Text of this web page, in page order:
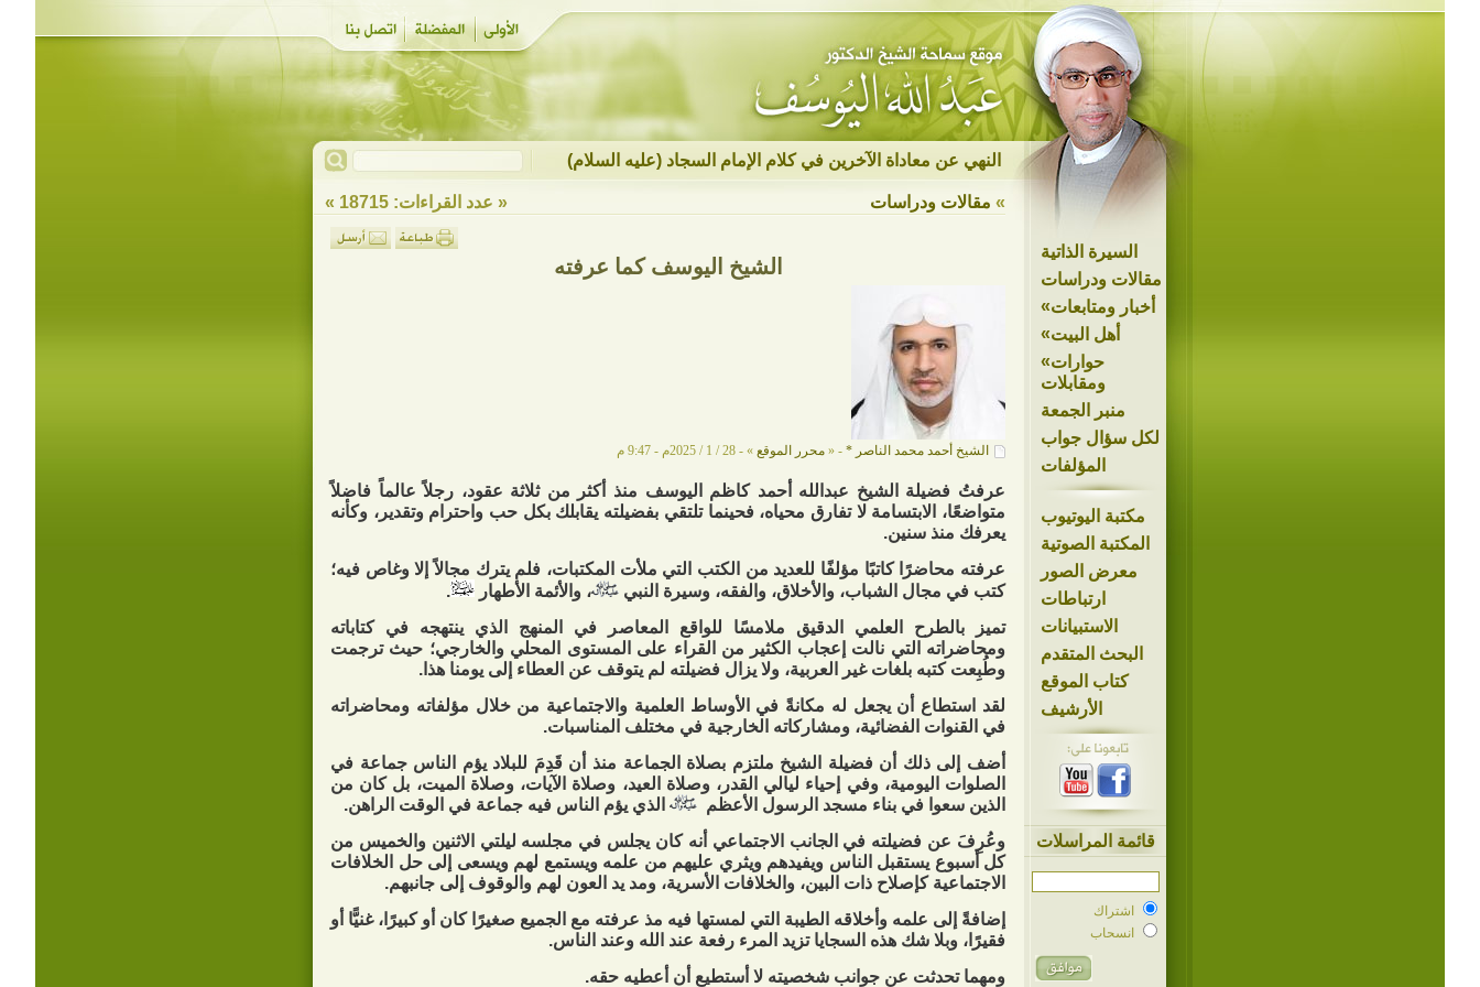
النهي عن معاداة الآخرين في كلام الإمام السجاد (عليه السلام)
السيرة الذاتية
مقالات ودراسات
»أخبار ومتابعات
»أهل البيت
»حوارات
ومقابلات
منبر الجمعة
لكل سؤال جواب
المؤلفات
مكتبة اليوتيوب
المكتبة الصوتية
معرض الصور
ارتباطات
الاستبيانات
البحث المتقدم
كتاب الموقع
الأرشيف
قائمة المراسلات
اشتراك
انسحاب
« عدد القراءات: 18715 » » مقالات ودراسات
الشيخ اليوسف كما عرفته
الشيخ أحمد محمد الناصر *
- « محرر الموقع » - 28 / 1 / 2025م - 9:47 م
عرفتُ فضيلة الشيخ عبدالله أحمد كاظم اليوسف منذ أكثر من ثلاثة عقود، رجلاً عالماً فاضلاً
متواضعًا، الابتسامة لا تفارق محياه، فحينما تلتقي بفضيلته يقابلك بكل حب واحترام وتقدير، وكأنه
يعرفك منذ سنين.
عرفته محاضرًا كاتبًا مؤلفًا للعديد من الكتب التي ملأت المكتبات، فلم يترك مجالاً إلا وغاص فيه؛
كتب في مجال الشباب، والأخلاق، والفقه، وسيرة النبي
، والأئمة الأطهار
.
تميز بالطرح العلمي الدقيق ملامسًا للواقع المعاصر في المنهج الذي ينتهجه في كتاباته
ومحاضراته التي نالت إعجاب الكثير من القراء على المستوى المحلي والخارجي؛ حيث ترجمت
وطُبِعت كتبه بلغات غير العربية، ولا يزال فضيلته لم يتوقف عن العطاء إلى يومنا هذا.
لقد استطاع أن يجعل له مكانةً في الأوساط العلمية والاجتماعية من خلال مؤلفاته ومحاضراته
في القنوات الفضائية، ومشاركاته الخارجية في مختلف المناسبات.
أضف إلى ذلك أن فضيلة الشيخ ملتزم بصلاة الجماعة منذ أن قَدِمَ للبلاد يؤم الناس جماعة في
الصلوات اليومية، وفي إحياء ليالي القدر، وصلاة العيد، وصلاة الآيات، وصلاة الميت، بل كان من
الذين سعوا في بناء مسجد الرسول الأعظم
الذي يؤم الناس فيه جماعة في الوقت الراهن.
وعُرِفَ عن فضيلته في الجانب الاجتماعي أنه كان يجلس في مجلسه ليلتي الاثنين والخميس من
كل أسبوع يستقبل الناس ويفيدهم ويثري عليهم من علمه ويستمع لهم ويسعى إلى حل الخلافات
الاجتماعية كإصلاح ذات البين، والخلافات الأسرية، ومد يد العون لهم والوقوف إلى جانبهم.
إضافةً إلى علمه وأخلاقه الطيبة التي لمستها فيه مذ عرفته مع الجميع صغيرًا كان أو كبيرًا، غنيًّا أو
فقيرًا، وبلا شك هذه السجايا تزيد المرء رفعة عند الله وعند الناس.
ومهما تحدثت عن جوانب شخصيته لا أستطيع أن أعطيه حقه.